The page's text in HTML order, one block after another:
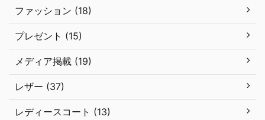
ファッション (18)
プレゼント (15)
メディア掲載 (19)
レザー (37)
レディースコート (13)